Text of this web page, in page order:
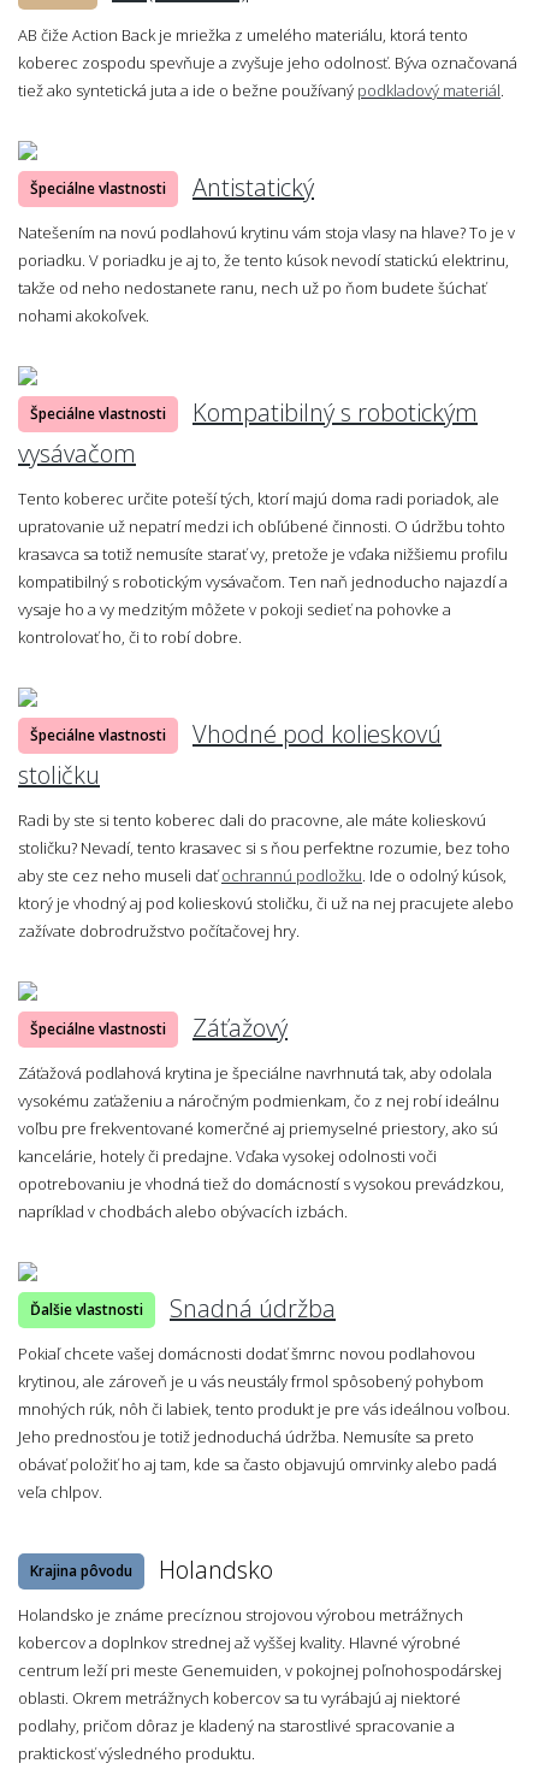
AB čiže Action Back je mriežka z umelého materiálu, ktorá tento
koberec zospodu spevňuje a zvyšuje jeho odolnosť. Býva označovaná
tiež ako syntetická juta a ide o bežne používaný podkladový materiál.
Špeciálne vlastnosti Antistatický
Natešením na novú podlahovú krytinu vám stoja vlasy na hlave? To je v
poriadku. V poriadku je aj to, že tento kúsok nevodí statickú elektrinu,
takže od neho nedostanete ranu, nech už po ňom budete šúchať
nohami akokoľvek.
Špeciálne vlastnosti
Kompatibilný s robotickým
vysávačom
Tento koberec určite poteší tých, ktorí majú doma radi poriadok, ale
upratovanie už nepatrí medzi ich obľúbené činnosti. O údržbu tohto
krasavca sa totiž nemusíte starať vy, pretože je vďaka nižšiemu profilu
kompatibilný s robotickým vysávačom. Ten naň jednoducho najazdí a
vysaje ho a vy medzitým môžete v pokoji sedieť na pohovke a
kontrolovať ho, či to robí dobre.
Špeciálne vlastnosti
Vhodné pod kolieskovú
stoličku
Radi by ste si tento koberec dali do pracovne, ale máte kolieskovú
stoličku? Nevadí, tento krasavec si s ňou perfektne rozumie, bez toho
aby ste cez neho museli daťochrannú podložku. Ide o odolný kúsok,
ktorý je vhodný aj pod kolieskovú stoličku, či už na nej pracujete alebo
zažívate dobrodružstvo počítačovej hry.
Špeciálne vlastnosti Záťažový
Záťažová podlahová krytina je špeciálne navrhnutá tak, aby odolala
vysokému zaťaženiu a náročným podmienkam, čo z nej robí ideálnu
voľbu pre frekventované komerčné aj priemyselné priestory, ako sú
kancelárie, hotely či predajne. Vďaka vysokej odolnosti voči
opotrebovaniu je vhodná tiež do domácností s vysokou prevádzkou,
napríklad v chodbách alebo obývacích izbách.
Ďalšie vlastnosti Snadná údržba
Pokiaľ chcete vašej domácnosti dodať šmrnc novou podlahovou
krytinou, ale zároveň je u vás neustály frmol spôsobený pohybom
mnohých rúk, nôh či labiek, tento produkt je pre vás ideálnou voľbou.
Jeho prednosťou je totiž jednoduchá údržba. Nemusíte sa preto
obávať položiť ho aj tam, kde sa často objavujú omrvinky alebo padá
veľa chlpov.
Krajina pôvodu Holandsko
Holandsko je známe precíznou strojovou výrobou metrážnych
kobercov a doplnkov strednej až vyššej kvality. Hlavné výrobné
centrum leží pri meste Genemuiden, v pokojnej poľnohospodárskej
oblasti. Okrem metrážnych kobercov sa tu vyrábajú aj niektoré
podlahy, pričom dôraz je kladený na starostlivé spracovanie a
praktickosť výsledného produktu.